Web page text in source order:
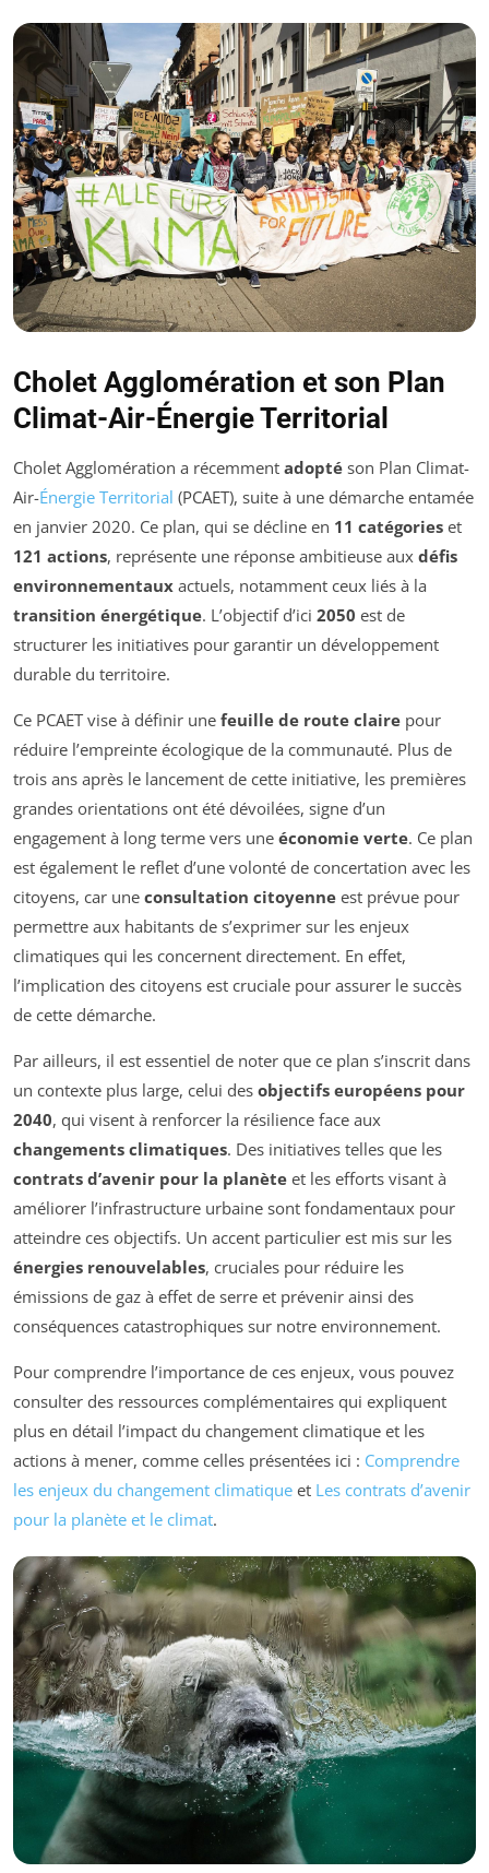
Cholet Agglomération et son Plan
Climat-Air-Énergie Territorial
Cholet Agglomération a récemment adopté son Plan Climat-
Air-Énergie Territorial (PCAET), suite à une démarche entamée
en janvier 2020. Ce plan, qui se décline en 11 catégories et
121 actions, représente une réponse ambitieuse aux défis
environnementaux actuels, notamment ceux liés à la
transition énergétique. L’objectif d’ici 2050 est de
structurer les initiatives pour garantir un développement
durable du territoire.
Ce PCAET vise à définir une feuille de route claire pour
réduire l’empreinte écologique de la communauté. Plus de
trois ans après le lancement de cette initiative, les premières
grandes orientations ont été dévoilées, signe d’un
engagement à long terme vers une économie verte. Ce plan
est également le reflet d’une volonté de concertation avec les
citoyens, car une consultation citoyenne est prévue pour
permettre aux habitants de s’exprimer sur les enjeux
climatiques qui les concernent directement. En effet,
l’implication des citoyens est cruciale pour assurer le succès
de cette démarche.
Par ailleurs, il est essentiel de noter que ce plan s’inscrit dans
un contexte plus large, celui des objectifs européens pour
2040, qui visent à renforcer la résilience face aux
changements climatiques. Des initiatives telles que les
contrats d’avenir pour la planète et les efforts visant à
améliorer l’infrastructure urbaine sont fondamentaux pour
atteindre ces objectifs. Un accent particulier est mis sur les
énergies renouvelables, cruciales pour réduire les
émissions de gaz à effet de serre et prévenir ainsi des
conséquences catastrophiques sur notre environnement.
Pour comprendre l’importance de ces enjeux, vous pouvez
consulter des ressources complémentaires qui expliquent
plus en détail l’impact du changement climatique et les
actions à mener, comme celles présentées ici : Comprendre
les enjeux du changement climatique et Les contrats d’avenir
pour la planète et le climat.